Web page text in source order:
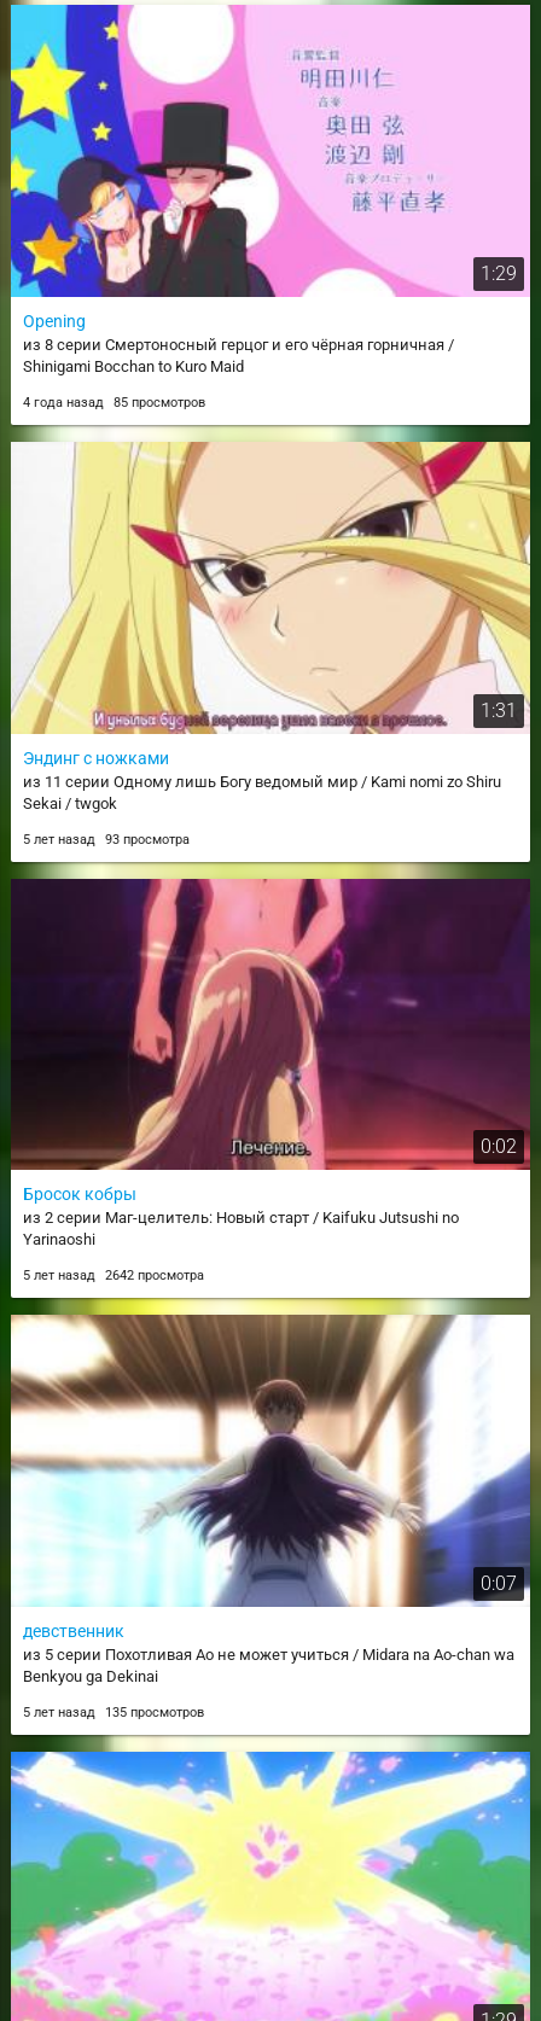
1:29
Opening
из 8 серии Смертоносный герцог и его чёрная горничная /
Shinigami Bocchan to Kuro Maid
4 года назад 85 просмотров
1:31
Эндинг с ножками
из 11 серии Одному лишь Богу ведомый мир / Kami nomi zo Shiru
Sekai / twgok
5 лет назад 93 просмотра
0:02
Бросок кобры
из 2 серии Маг-целитель: Новый старт / Kaifuku Jutsushi no
Yarinaoshi
5 лет назад 2642 просмотра
0:07
девственник
из 5 серии Похотливая Ао не может учиться / Midara na Ao-chan wa
Benkyou ga Dekinai
5 лет назад 135 просмотров